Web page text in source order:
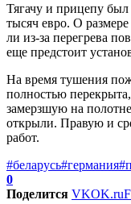
Тягачу и прицепу
тысяч евро. О
ли из-за перегрева
еще предстоит
На время тушения
полностью
замерзшую на
открыли. Правую и
работ.
#беларусь#германия
0
Поделится VKOK.ru